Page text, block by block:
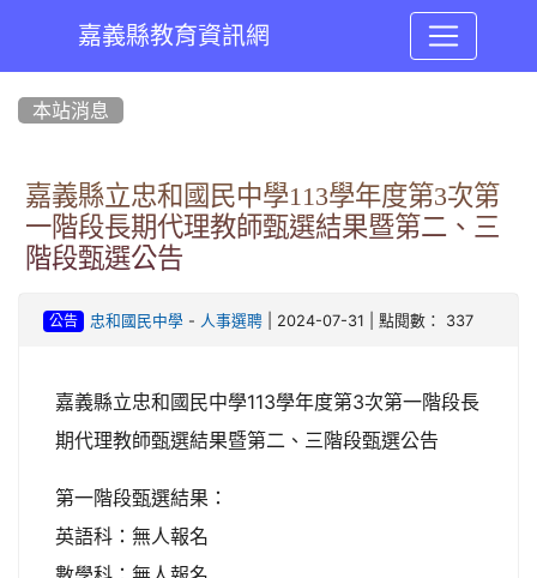
嘉義縣教育資訊網
本站消息
嘉義縣立忠和國民中學113學年度第3次第
一階段長期代理教師甄選結果暨第二、三
階段甄選公告
公告 忠和國民中學- 人事選聘| 2024-07-31 | 點閱數： 337
嘉義縣立忠和國民中學113學年度第3次第一階段長
期代理教師甄選結果暨第二、三階段甄選公告
第一階段甄選結果：
英語科：無人報名